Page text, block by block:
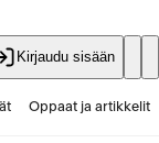
Kirjaudu sisään
Oppaat ja artikkelit